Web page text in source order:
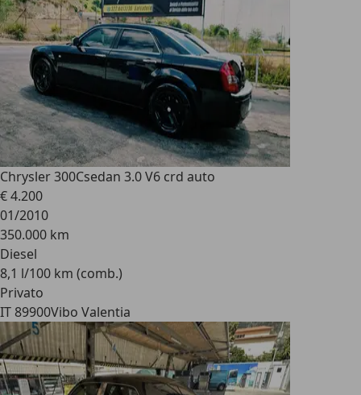
Chrysler 300Csedan 3.0 V6 crd auto
€ 4.200
01/2010
350.000 km
Diesel
8,1 l/100 km (comb.)
Privato
IT 89900Vibo Valentia